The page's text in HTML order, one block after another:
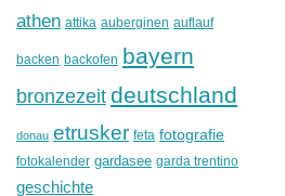
athen attika auberginen auflauf
backen backofen bayern
bronzezeit deutschland
donau etrusker feta fotografie
fotokalender gardasee garda trentino
geschichte